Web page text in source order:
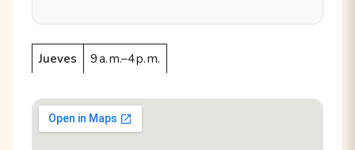
Jueves 9 a. m.–4 p. m.